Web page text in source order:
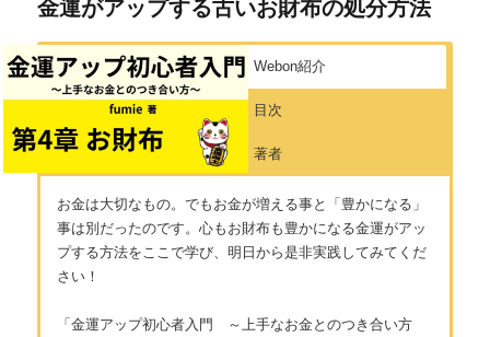
Webon紹介
目次
著者
お金は大切なもの。でもお金が増える事と「豊かになる」
事は別だったのです。心もお財布も豊かになる金運がアッ
プする方法をここで学び、明日から是非実践してみてくだ
さい！
「金運アップ初心者入門 ～上手なお金とのつき合い方